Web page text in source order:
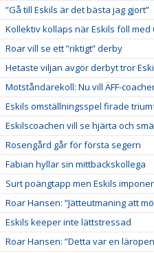
”Gå till Eskils är det bästa jag gjort”
Kollektiv kollaps när Eskils föll med
Roar vill se ett ”riktigt” derby
Hetaste viljan avgör derbyt tror
Motståndarekoll: Nu vill ÄFF-
Eskils omställningsspel firade
Eskilscoachen vill se hjärta och
Rosengård går för första segern
Fabian hyllar sin mittbackskollega
Surt poängtapp men Eskils
Roar Hansen: ”Jätteutmaning att
Eskils keeper inte lättstressad
Roar Hansen: ”Detta var en